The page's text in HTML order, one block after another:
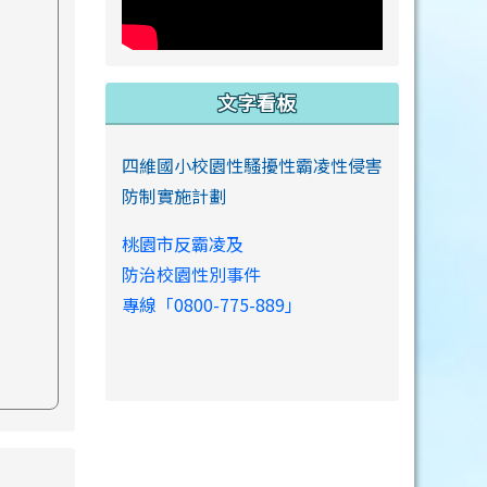
文字看板
四維國小校園性騷擾性霸凌性侵害
防制實施計劃
桃園市反霸凌及
防治校園性別事件
專線「0800-775-889」